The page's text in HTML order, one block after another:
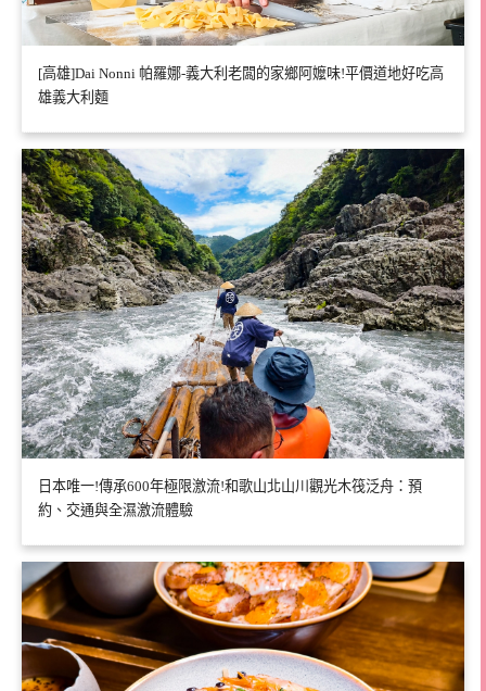
[高雄]Dai Nonni 帕羅娜-義大利老闆的家鄉阿嬤味!平價道地好吃高
雄義大利麵
日本唯一!傳承600年極限激流!和歌山北山川觀光木筏泛舟：預
約、交通與全濕激流體驗